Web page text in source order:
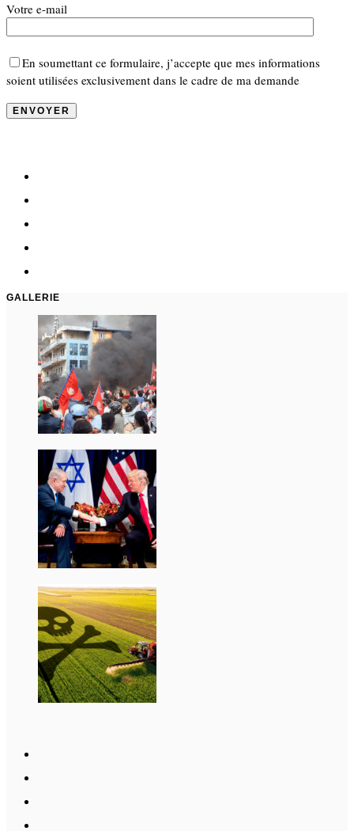
Votre e-mail
En soumettant ce formulaire, j’accepte que mes informations
soient utilisées exclusivement dans le cadre de ma demande
GALLERIE